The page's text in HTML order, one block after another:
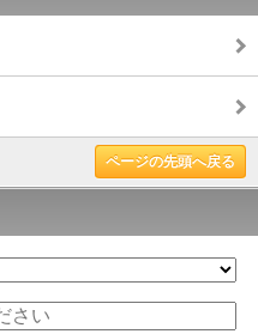
ページの先頭へ戻る